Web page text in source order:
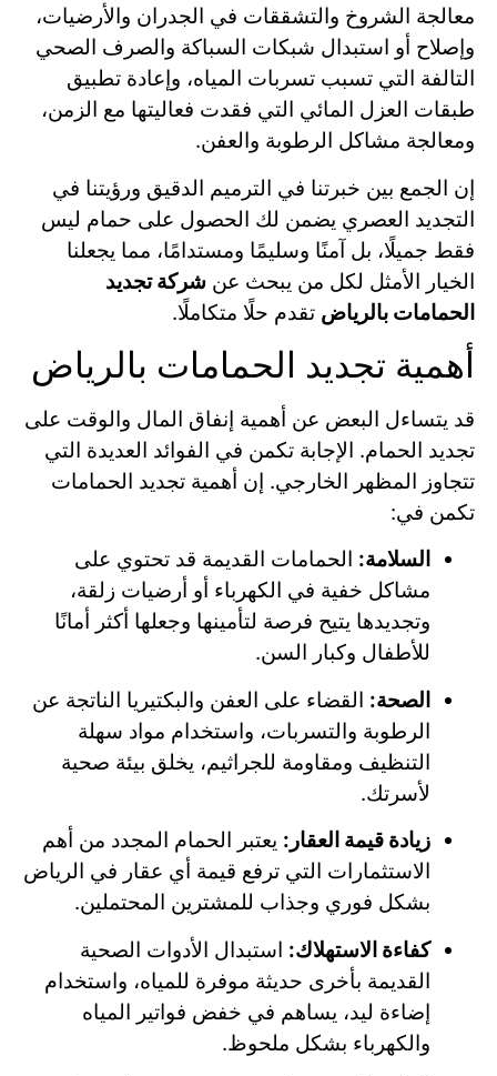
معالجة الشروخ والتشققات في الجدران والأرضيات،
وإصلاح أو استبدال شبكات السباكة والصرف الصحي
التالفة التي تسبب تسربات المياه، وإعادة تطبيق
طبقات العزل المائي التي فقدت فعاليتها مع الزمن،
ومعالجة مشاكل الرطوبة والعفن.
إن الجمع بين خبرتنا في الترميم الدقيق ورؤيتنا في
التجديد العصري يضمن لك الحصول على حمام ليس
فقط جميلًا، بل آمنًا وسليمًا ومستدامًا، مما يجعلنا
الخيار الأمثل لكل من يبحث عن شركة تجديد
الحمامات بالرياض تقدم حلًا متكاملًا.
أهمية تجديد الحمامات بالرياض
قد يتساءل البعض عن أهمية إنفاق المال والوقت على
تجديد الحمام. الإجابة تكمن في الفوائد العديدة التي
تتجاوز المظهر الخارجي. إن أهمية تجديد الحمامات
تكمن في:
السلامة: الحمامات القديمة قد تحتوي على
مشاكل خفية في الكهرباء أو أرضيات زلقة،
وتجديدها يتيح فرصة لتأمينها وجعلها أكثر أمانًا
للأطفال وكبار السن.
الصحة: القضاء على العفن والبكتيريا الناتجة عن
الرطوبة والتسربات، واستخدام مواد سهلة
التنظيف ومقاومة للجراثيم، يخلق بيئة صحية
لأسرتك.
زيادة قيمة العقار: يعتبر الحمام المجدد من أهم
الاستثمارات التي ترفع قيمة أي عقار في الرياض
بشكل فوري وجذاب للمشترين المحتملين.
كفاءة الاستهلاك: استبدال الأدوات الصحية
القديمة بأخرى حديثة موفرة للمياه، واستخدام
إضاءة ليد، يساهم في خفض فواتير المياه
والكهرباء بشكل ملحوظ.